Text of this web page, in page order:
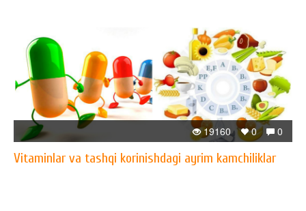
0
0
19160
Vitaminlar va tashqi korinishdagi ayrim kamchiliklar